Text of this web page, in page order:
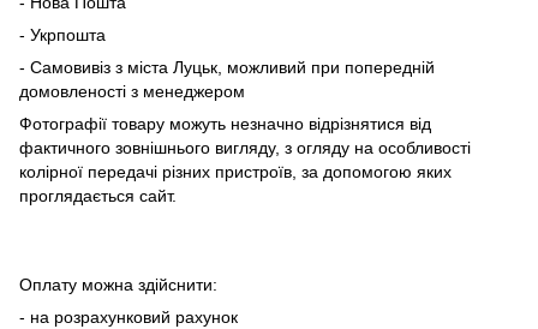
- Укрпошта
- Самовивіз з міста Луцьк, можливий при попередній
домовленості з менеджером
Фотографії товару можуть незначно відрізнятися від
фактичного зовнішнього вигляду, з огляду на особливості
колірної передачі різних пристроїв, за допомогою яких
проглядається сайт.
Оплату можна здійснити:
- на розрахунковий рахунок